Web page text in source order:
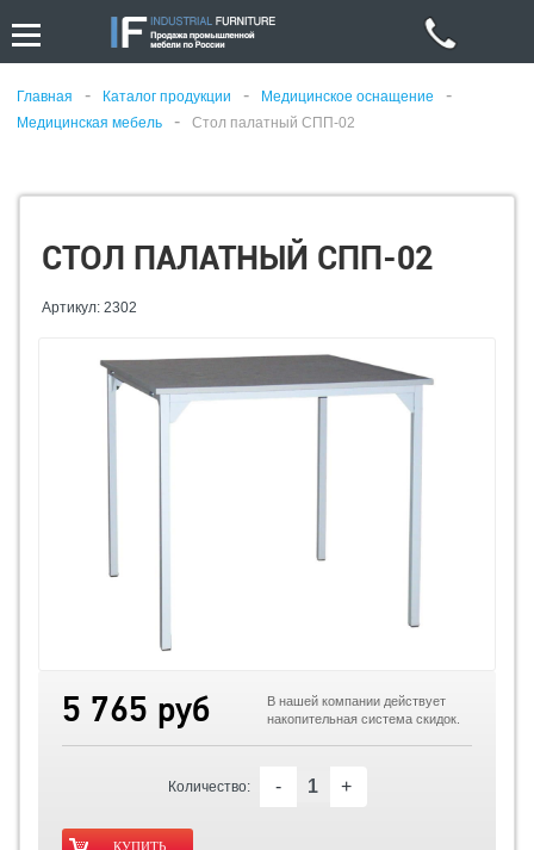
Главная - Каталог продукции - Медицинское оснащение -
Медицинская мебель - Стол палатный СПП-02
СТОЛ ПАЛАТНЫЙ СПП-02
Артикул: 2302
5 765 руб
В нашей компании действует
накопительная система скидок.
Количество: - +